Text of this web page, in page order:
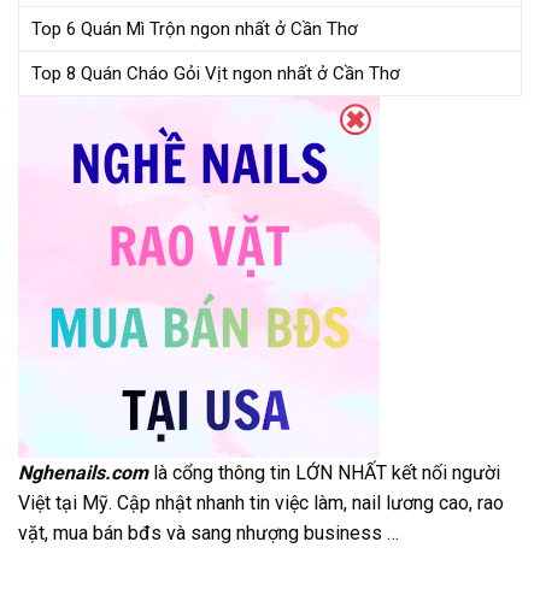
Top 6 Quán Mì Trộn ngon nhất ở Cần Thơ
Top 8 Quán Cháo Gỏi Vịt ngon nhất ở Cần Thơ
Nghenails.comlà cổng thông tin LỚN NHẤT kết nối người
Việt tại Mỹ. Cập nhật nhanh tin việc làm, nail lương cao, rao
vặt, mua bán bđs và sang nhượng business …